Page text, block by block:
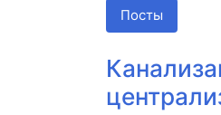
Посты